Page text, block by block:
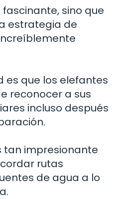
fascinante, sino que
estrategia de
es que los elefantes
reconocer a sus
incluso después
tan impresionante
rutas
de agua a lo